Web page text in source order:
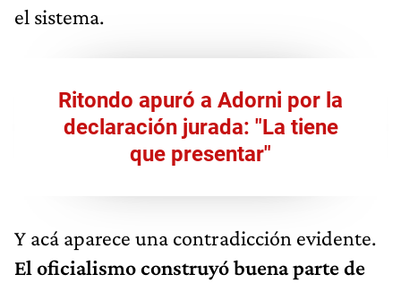
el sistema.
Ritondo apuró a Adorni por la
declaración jurada: "La tiene
que presentar"
Y acá aparece una contradicción evidente.
El oficialismo construyó buena parte de